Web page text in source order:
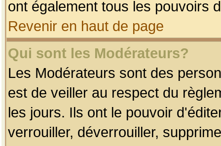
ont également tous les pouvoirs
Revenir en haut de page
Qui sont les Modérateurs?
Les Modérateurs sont des
est de veiller au respect du
les jours. Ils ont le pouvoir
verrouiller, déverrouiller,